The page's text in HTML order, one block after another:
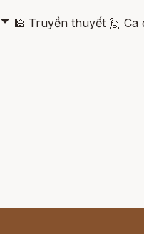
🞃 🕌 Truyền thuyết 🙋 Ca